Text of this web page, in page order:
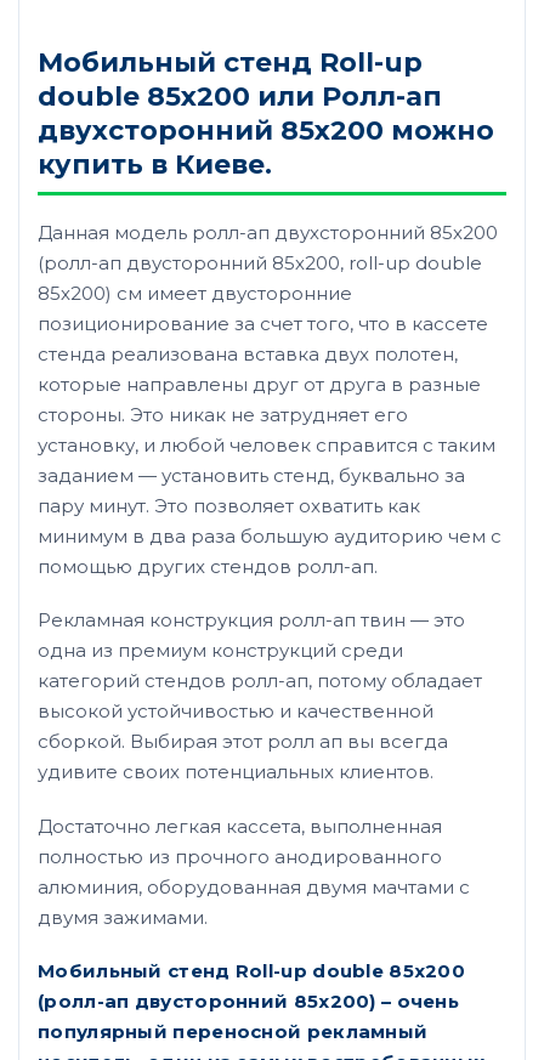
Мобильный стенд Roll-up
double 85х200 или Ролл-ап
двухсторонний 85х200 можно
купить в Киеве.
Данная модель ролл-ап двухсторонний 85х200
(ролл-ап двусторонний 85х200, roll-up double
85х200) см имеет двусторонние
позиционирование за счет того, что в кассете
стенда реализована вставка двух полотен,
которые направлены друг от друга в разные
стороны. Это никак не затрудняет его
установку, и любой человек справится с таким
заданием — установить стенд, буквально за
пару минут. Это позволяет охватить как
минимум в два раза большую аудиторию чем с
помощью других стендов ролл-ап.
Рекламная конструкция ролл-ап твин — это
одна из премиум конструкций среди
категорий стендов ролл-ап, потому обладает
высокой устойчивостью и качественной
сборкой. Выбирая этот ролл ап вы всегда
удивите своих потенциальных клиентов.
Достаточно легкая кассета, выполненная
полностью из прочного анодированного
алюминия, оборудованная двумя мачтами с
двумя зажимами.
Мобильный стенд Roll-up double 85х200
(ролл-ап двусторонний 85х200) – очень
популярный переносной рекламный